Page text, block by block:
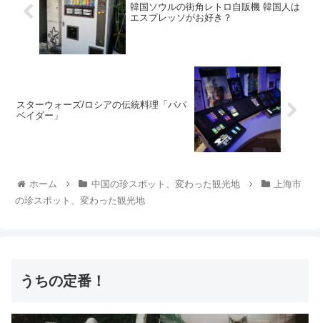
韓国ソウルの街角レトロ自販機 韓国人は
エスプレッソがお好き？
スターウォーズ/ロシアの伝統料理「パパ
ベイダー」
ホーム 中国の珍スポット、変わった観光地
上海市
の珍スポット、変わった観光地
うちの定番！